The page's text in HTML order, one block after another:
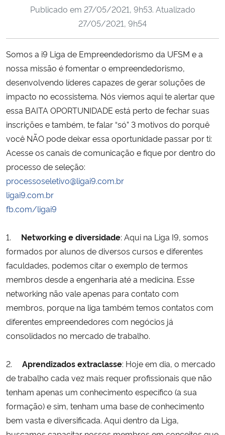
Ministério da Cidadania
Ministério de Minas e Energia
Ministério da Ciência, Tecnologia, Inovações e Comunicações
Ministério do Meio Ambiente
Ministério do Turismo
Ministério do Desenvolvimento Regional
Controladoria-Geral da União
Secretaria-Geral
Secretaria de Governo
Gabinete de Segurança Institucional
Advocacia-Geral da União
Planalto
Publicado em 27/05/2021, 9h53. Atualizado
27/05/2021, 9h54
Somos a i9 Liga de Empreendedorismo da UFSM e a
nossa missão é fomentar o empreendedorismo,
desenvolvendo líderes capazes de gerar soluções de
impacto no ecossistema. Nós viemos aqui te alertar que
essa BAITA OPORTUNIDADE está perto de fechar suas
inscrições e também, te falar “só” 3 motivos do porquê
você NÃO pode deixar essa oportunidade passar por ti:
Acesse os canais de comunicação e fique por dentro do
processo de seleção:
processoseletivo@ligai9.com.br
ligai9.com.br
fb.com/ligai9
1. Networking e diversidade: Aqui na Liga I9, somos
formados por alunos de diversos cursos e diferentes
faculdades, podemos citar o exemplo de termos
membros desde a engenharia até a medicina. Esse
networking não vale apenas para contato com
membros, porque na liga também temos contatos com
diferentes empreendedores com negócios já
consolidados no mercado de trabalho.
2. Aprendizados extraclasse: Hoje em dia, o mercado
de trabalho cada vez mais requer profissionais que não
tenham apenas um conhecimento específico (a sua
formação) e sim, tenham uma base de conhecimento
bem vasta e diversificada. Aqui dentro da Liga,